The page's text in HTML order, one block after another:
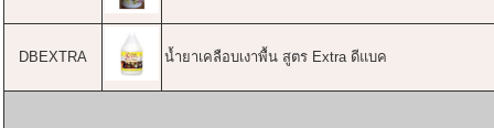
DBEXTRA น้ำยาเคลือบเงาพื้น สูตร Extra ดีแบค